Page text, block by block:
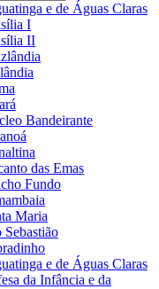
e de Águas Claras
I
II
Bandeirante
das Emas
Fundo
Maria
Sebastião
e de Águas Claras
da Infância e da